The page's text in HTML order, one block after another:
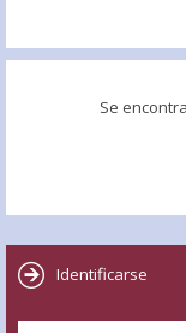
Se
Identificarse